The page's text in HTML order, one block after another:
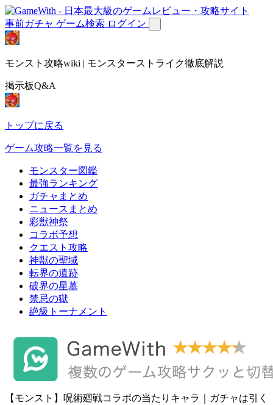
事前ガチャ ゲーム検索 ログイン
モンスト攻略wiki | モンスターストライク徹底解説
掲示板Q&A
トップに戻る
ゲーム攻略一覧を見る
モンスター図鑑
最強ランキング
ガチャまとめ
ニュースまとめ
彩獣神祭
コラボ予想
クエスト攻略
神獣の聖域
転界の遺跡
破界の星墓
禁忌の獄
絶級トーナメント
【モンスト】呪術廻戦コラボの当たりキャラ｜ガチャは引く